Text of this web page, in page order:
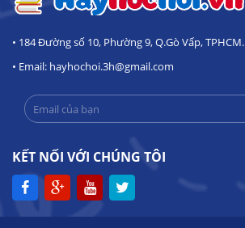
• 184 Đường số 10, Phường 9, Q.Gò Vấp, TPHCM.
• Email: hayhochoi.3h@gmail.com
KẾT NỐI VỚI CHÚNG TÔI